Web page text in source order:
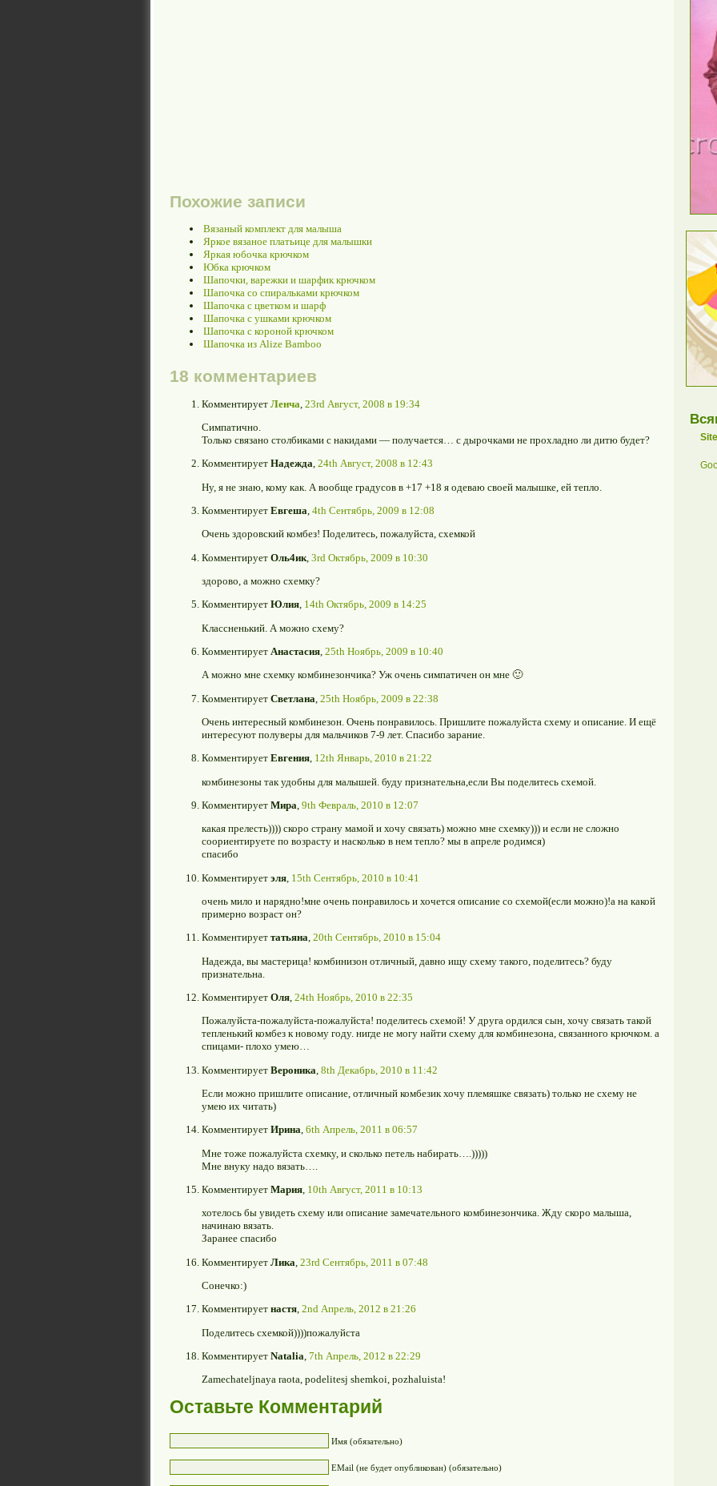
Похожие записи
Вязаный комплект для малыша
Яркое вязаное платьице для малышки
Яркая юбочка крючком
Юбка крючком
Шапочки, варежки и шарфик крючком
Шапочка со спиральками крючком
Шапочка с цветком и шарф
Шапочка с ушками крючком
Шапочка с короной крючком
Шапочка из Alize Bamboo
18 комментариев
Комментирует Ленча 23rd Август, 2008 в 19:34
Симпатично.
Только связано столбиками с накидами — получается… с дырочками не прохладно ли дитю будет?
Комментирует Надежда, 24th Август, 2008 в 12:43
Ну, я не знаю, кому как. А вообще градусов в +17 +18 я одеваю своей малышке, ей тепло.
Комментирует Евгеша 4th Сентябрь, 2009 в 12:08
Очень здоровский комбез! Поделитесь, пожалуйста, схемкой
Комментирует Оль4ик 3rd Октябрь, 2009 в 10:30
здорово, а можно схемку?
Комментирует Юлия, 14th Октябрь, 2009 в 14:25
Классненький. А можно схему?
Комментирует Анастасия 25th Ноябрь, 2009 в 10:40
А можно мне схемку комбинезончика? Уж очень симпатичен он мне 🙂
Комментирует Светлана 25th Ноябрь, 2009 в 22:38
Очень интересный комбинезон. Очень понравилось. Пришлите пожалуйста схему и описание. И ещё
интересуют полуверы для мальчиков 7-9 лет. Спасибо зарание.
Комментирует Евгения, 12th Январь, 2010 в 21:22
комбинезоны так удобны для малышей. буду признательна,если Вы поделитесь схемой.
Комментирует Мира 9th Февраль, 2010 в 12:07
какая прелесть)))) скоро страну мамой и хочу связать) можно мне схемку))) и если не сложно
соориентируете по возрасту и насколько в нем тепло? мы в апреле родимся)
спасибо
Комментирует эля 15th Сентябрь, 2010 в 10:41
очень мило и нарядно!мне очень понравилось и хочется описание со схемой(если можно)!а на какой
примерно возраст он?
Комментирует татьяна, 20th Сентябрь, 2010 в 15:04
Надежда, вы мастерица! комбинизон отличный, давно ищу схему такого, поделитесь? буду
признательна.
Комментирует Оля 24th Ноябрь, 2010 в 22:35
Пожалуйста-пожалуйста-пожалуйста! поделитесь схемой! У друга ордился сын, хочу связать такой
тепленький комбез к новому году. нигде не могу найти схему для комбинезона, связанного крючком. а
спицами- плохо умею…
Комментирует Вероника 8th Декабрь, 2010 в 11:42
Если можно пришлите описание, отличный комбезик хочу племяшке связать) только не схему не
умею их читать)
Комментирует Ирина, 6th Апрель, 2011 в 06:57
Мне тоже пожалуйста схемку, и сколько петель набирать….)))))
Мне внуку надо вязать….
Комментирует Мария 10th Август, 2011 в 10:13
хотелось бы увидеть схему или описание замечательного комбинезончика. Жду скоро малыша,
начинаю вязать.
Заранее спасибо
Комментирует Лика 23rd Сентябрь, 2011 в 07:48
Сонечко:)
Комментирует настя, 2nd Апрель, 2012 в 21:26
Поделитесь схемкой))))пожалуйста
Комментирует Natalia 7th Апрель, 2012 в 22:29
Zamechateljnaya raota, podelitesj shemkoi, pozhaluista!
Оставьте Комментарий
Имя (обязательно)
EMail (не будет опубликован) (обязательно)